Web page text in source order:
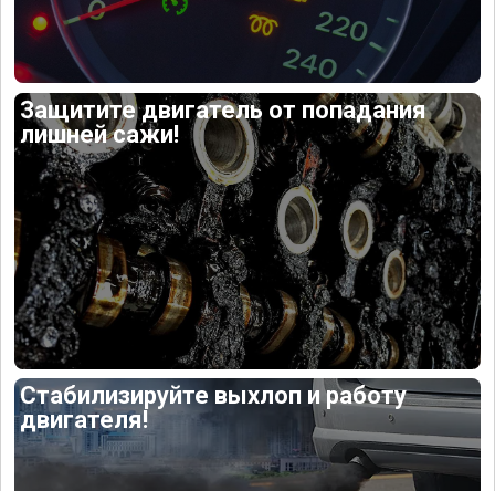
Защитите двигатель от попадания
лишней сажи!
Стабилизируйте выхлоп и работу
двигателя!